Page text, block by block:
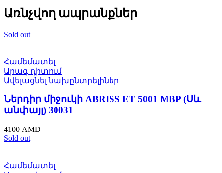
Առնչվող ապրանքներ
Sold out
Համեմատել
Արագ դիտում
Ավելացնել նախընտրելիներ
Ներդիր միջուկի ABRISS ET 5001 MBP (Սև
անփայլ) 30031
4100 AMD
Sold out
Համեմատել